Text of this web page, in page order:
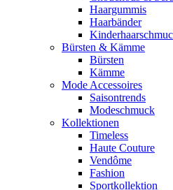
Haargummis
Haarbänder
Bürsten & Kämme
Bürsten
Kämme
Mode Accessoires
Saisontrends
Modeschmuck
Kollektionen
Timeless
Haute Couture
Vendôme
Fashion
Sportkollektion